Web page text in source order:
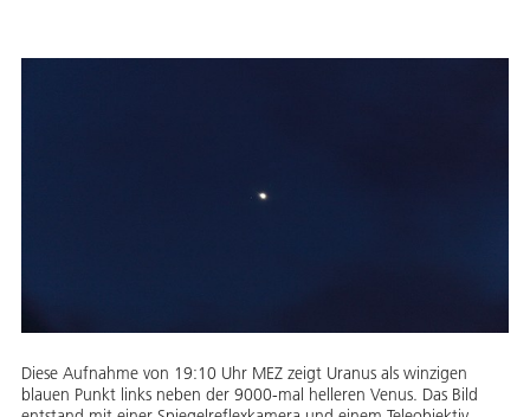
Diese Aufnahme von 19:10 Uhr MEZ zeigt Uranus als winzigen
blauen Punkt links neben der 9000-mal helleren Venus. Das Bild